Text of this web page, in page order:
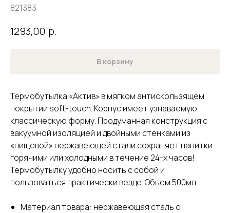
821383
1293,00 р.
В корзину
Термобутылка «Актив» в мягком антискользящем
покрытии soft-touch. Корпус имеет узнаваемую
классическую форму. Продуманная конструкция с
вакуумной изоляцией и двойными стенками из
«пищевой» нержавеющей стали сохраняет напитки
горячими или холодными в течение 24-х часов!
Термобутылку удобно носить с собой и
пользоваться практически везде. Объем 500мл.
Материал товара: нержавеющая cталь с